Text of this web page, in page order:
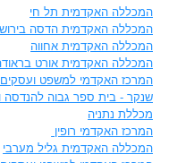
המכללה האקדמית תל חי
המכללה האקדמית הדסה
המכללה האקדמית אחווה
המכללה האקדמית אורט
המרכז האקדמי למשפט
שנקר - בית ספר גבוה להנדסה
מכללת נתניה
המרכז האקדמי רופין
המכללה האקדמית גליל מערבי